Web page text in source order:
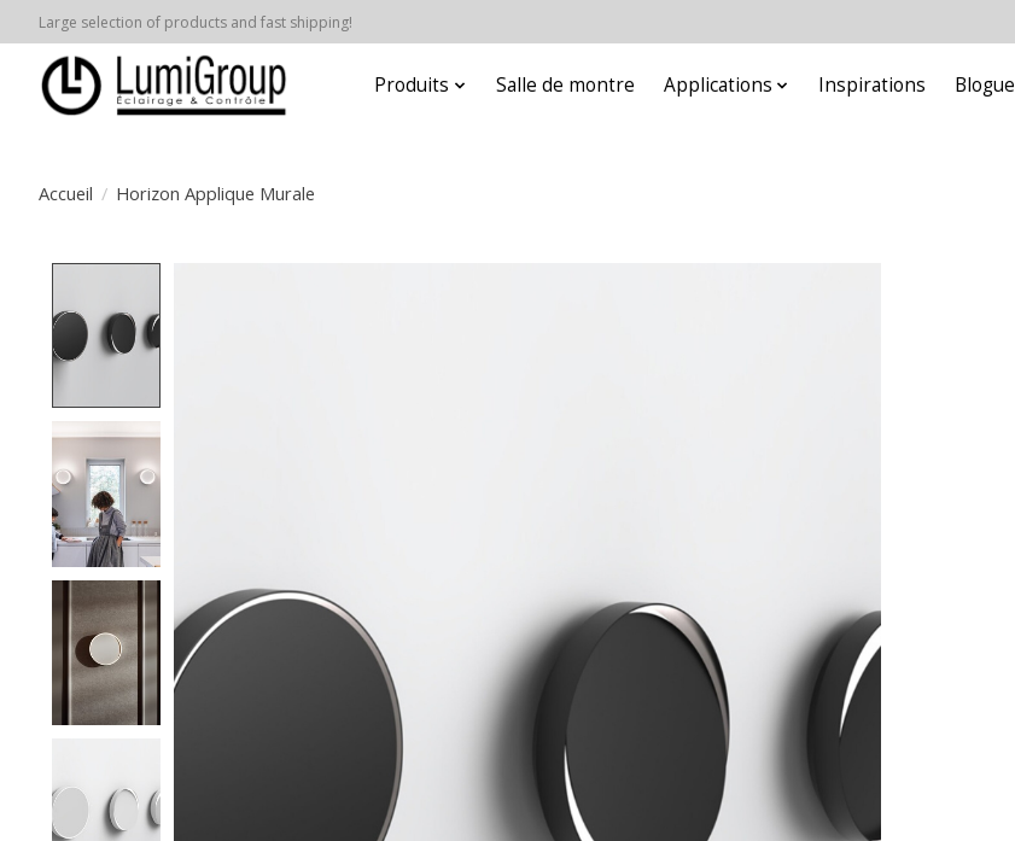
Large selection of products and fast shipping!
Produits Salle de montre Applications Inspirations Blogue
Accueil / Horizon Applique Murale